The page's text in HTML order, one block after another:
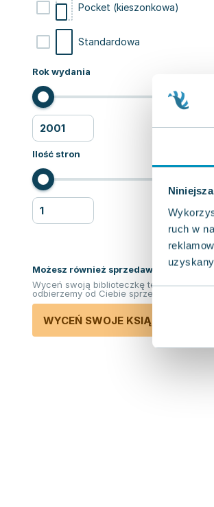
ruch w
Pocket (kieszonkowa)
Standardowa
Rok wydania
Ilość stron
Możesz również sprzedawać ksiązki!
Wyceń swoją biblioteczkę teraz.
odbierzemy od Ciebie sprzedane książki.
WYCEŃ SWOJE KSIĄŻKI